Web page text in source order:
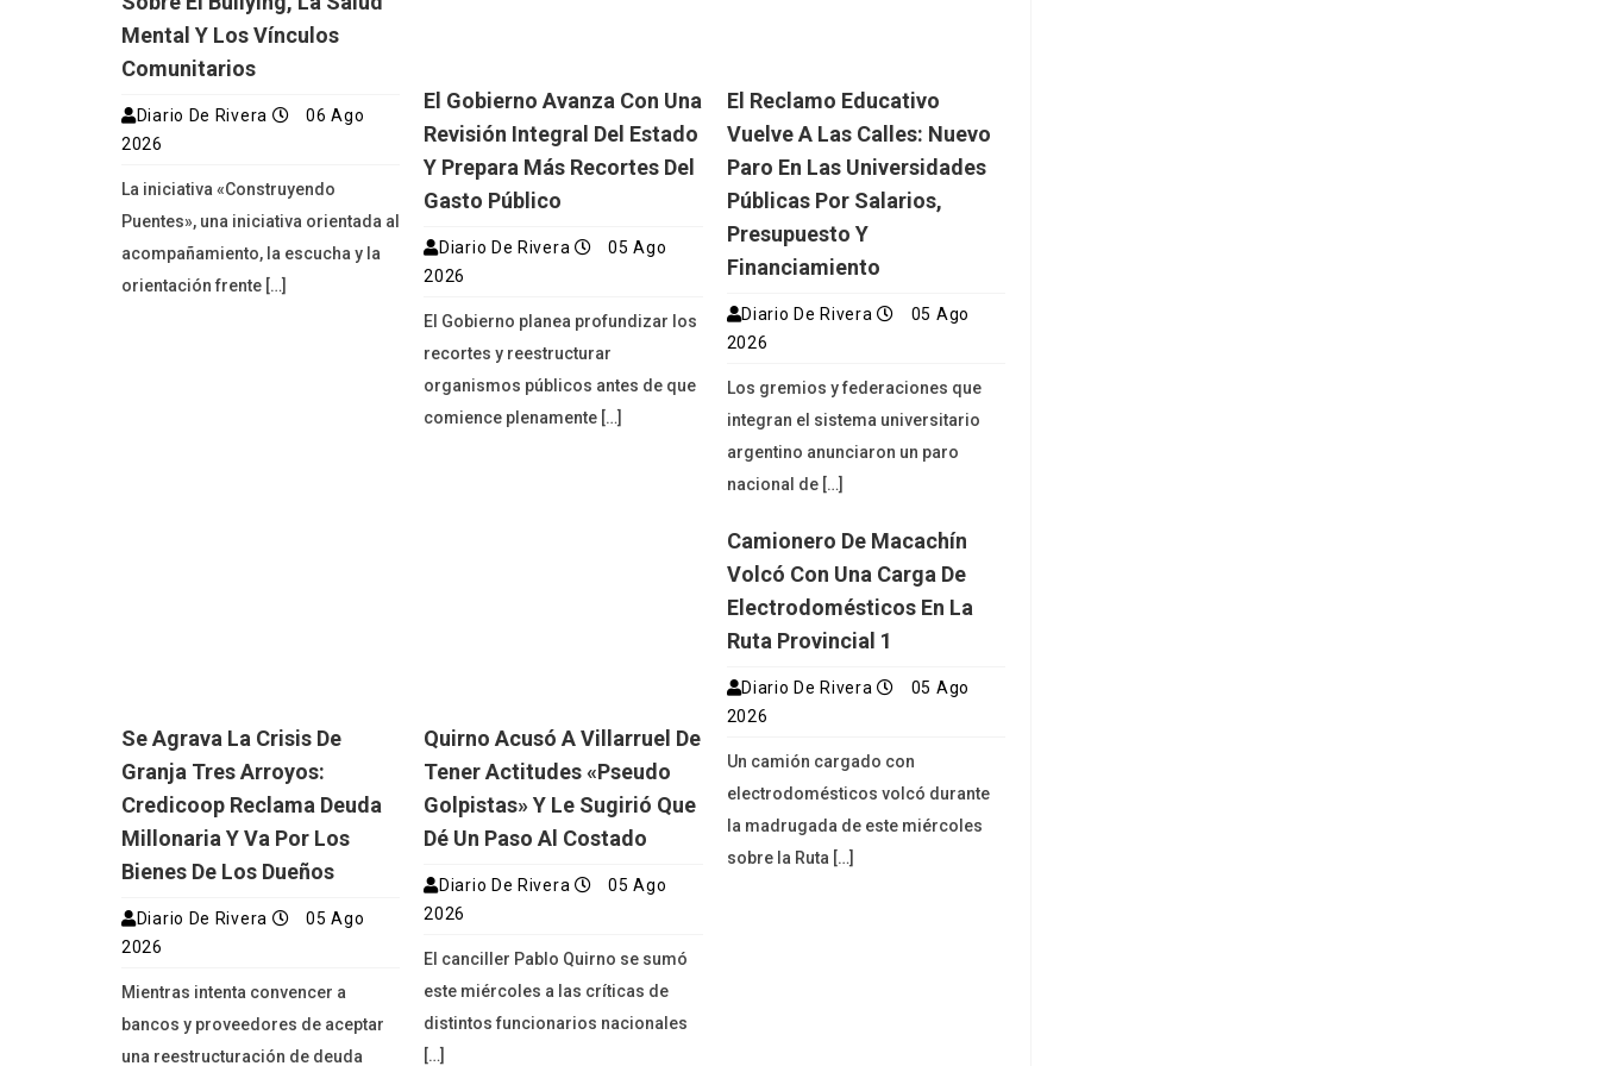
Mental Y Los Vínculos
Comunitarios
Diario De Rivera
06 Ago
2026
La iniciativa «Construyendo
Puentes», una iniciativa orientada al
acompañamiento, la escucha y la
orientación frente […]
El Gobierno Avanza Con Una
Revisión Integral Del Estado
Y Prepara Más Recortes Del
Gasto Público
Diario De Rivera
05 Ago
2026
El Gobierno planea profundizar los
recortes y reestructurar
organismos públicos antes de que
comience plenamente […]
El Reclamo Educativo
Vuelve A Las Calles: Nuevo
Paro En Las Universidades
Públicas Por Salarios,
Presupuesto Y
Financiamiento
Diario De Rivera
05 Ago
2026
Los gremios y federaciones que
integran el sistema universitario
argentino anunciaron un paro
nacional de […]
Se Agrava La Crisis De
Granja Tres Arroyos:
Credicoop Reclama Deuda
Millonaria Y Va Por Los
Bienes De Los Dueños
Diario De Rivera
05 Ago
2026
Mientras intenta convencer a
bancos y proveedores de aceptar
una reestructuración de deuda
Quirno Acusó A Villarruel De
Tener Actitudes «pseudo
Golpistas» Y Le Sugirió Que
Dé Un Paso Al Costado
Diario De Rivera
05 Ago
2026
El canciller Pablo Quirno se sumó
este miércoles a las críticas de
distintos funcionarios nacionales
[…]
Camionero De Macachín
Volcó Con Una Carga De
Electrodomésticos En La
Ruta Provincial 1
Diario De Rivera
05 Ago
2026
Un camión cargado con
electrodomésticos volcó durante
la madrugada de este miércoles
sobre la Ruta […]